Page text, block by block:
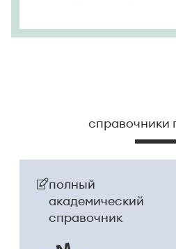
справочники
полный
академический
справочник